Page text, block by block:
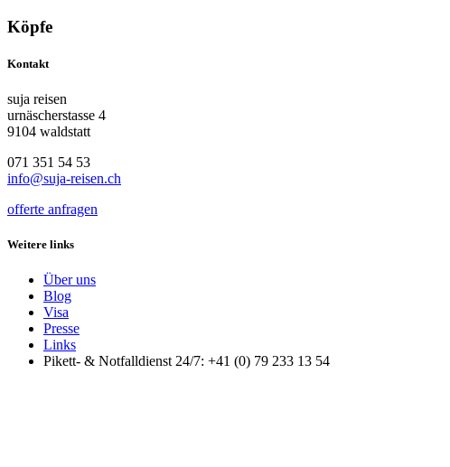
Köpfe
Kontakt
suja reisen
urnäscherstasse 4
9104 waldstatt
071 351 54 53
info@suja-reisen.ch
offerte anfragen
Weitere links
Über uns
Blog
Visa
Presse
Links
Pikett- & Notfalldienst 24/7: +41 (0) 79 233 13 54